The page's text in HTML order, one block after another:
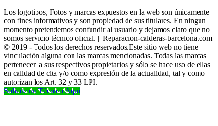
Los logotipos, Fotos y marcas expuestos en la web son únicamente
con fines informativos y son propiedad de sus titulares. En ningún
momento pretendemos confundir al usuario y dejamos claro que no
somos servicio técnico oficial. || Reparacion-calderas-barcelona.com
© 2019 - Todos los derechos reservados.Este sitio web no tiene
vinculación alguna con las marcas mencionadas. Todas las marcas
pertenecen a sus respectivos propietarios y sólo se hace uso de ellas
en calidad de cita y/o como expresión de la actualidad, tal y como
autorizan los Art. 32 y 33 LPI.
Solicite un Técnico Aqui